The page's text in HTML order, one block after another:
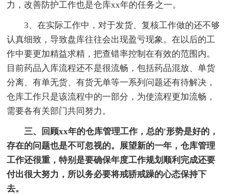
力，改善防护工作也是仓库xx年的任务之一。
3、在实际工作中，对于发货、复核工作做的还不够
认真细致，导致盘库往往会出现盈亏现象。在以后的工
作中要更加精益求精，把查错率控制在有效的范围内。
目前药品入库流程还不是很流畅，包括药品混放、单货
分离、有单无货、有货无单等一系列问题还有待解决，
仓库工作只是该流程中的一部分，为使流程更加流畅，
需要各有关部门共同努力。
三、回顾xx年的仓库管理工作，总的'形势是好的，
存在的问题也是不可忽视的。展望新的一年，仓库管理
工作还很重，特别是要确保年度工作规划顺利完成还要
付出很大努力，所以务必要将戒骄戒躁的心态保持下
去。